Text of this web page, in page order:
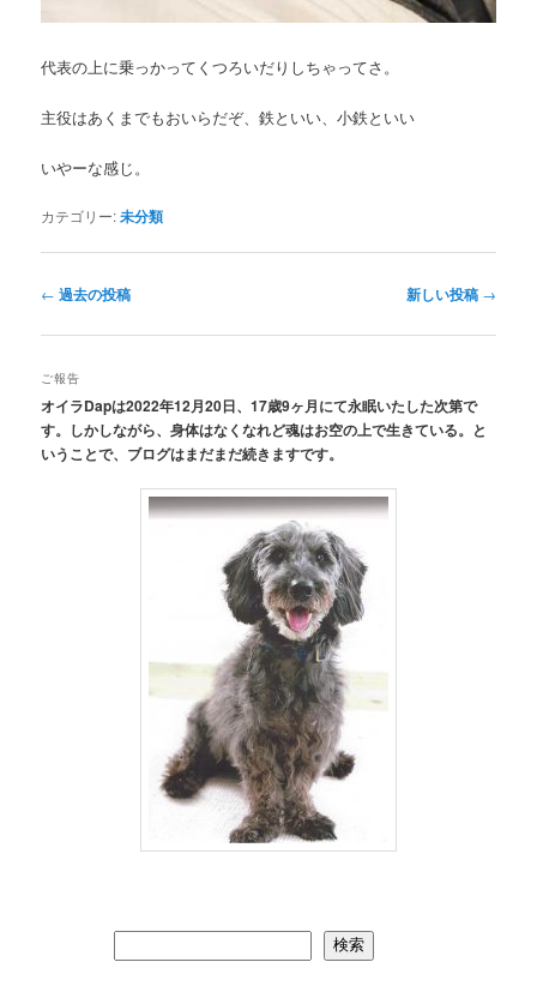
代表の上に乗っかってくつろいだりしちゃってさ。
主役はあくまでもおいらだぞ、鉄といい、小鉄といい
いやーな感じ。
カテゴリー:未分類
投
ナ
ー
シ
ョ
← 過去の投稿 新しい投稿 →
ご報告
オイラDapは2022年12月20日、17歳9ヶ月にて永眠いたした次第で
す。しかしながら、身体はなくなれど魂はお空の上で生きている。と
いうことで、ブログはまだまだ続きますです。
検索